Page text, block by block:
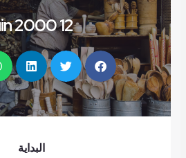
12 juin 2000
البداية